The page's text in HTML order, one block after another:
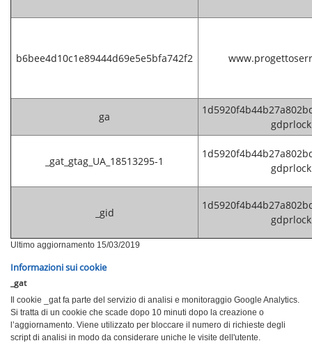
b6bee4d10c1e89444d69e5e5bfa742f2
ga
gdprlock
_gat_gtag_UA_18513295-1
gdprlock
_gid
gdprlock
Ultimo aggiornamento 15/03/2019
Informazioni sui cookie
_gat
Il cookie _gat fa parte del servizio di analisi e monitoraggio Google Analytics.
Si tratta di un cookie che scade dopo 10 minuti dopo la creazione o
l’aggiornamento. Viene utilizzato per bloccare il numero di richieste degli
script di analisi in modo da considerare uniche le visite dell'utente.